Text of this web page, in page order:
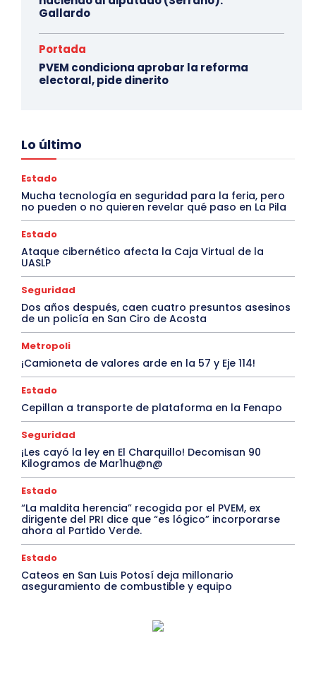
Gallardo
Portada
PVEM condiciona aprobar la reforma
electoral, pide dinerito
Lo último
Estado
Mucha tecnología en seguridad para la feria, pero
no pueden o no quieren revelar qué paso en La Pila
Estado
Ataque cibernético afecta la Caja Virtual de la
UASLP
Seguridad
Dos años después, caen cuatro presuntos asesinos
de un policía en San Ciro de Acosta
Metropoli
¡Camioneta de valores arde en la 57 y Eje 114!
Estado
Cepillan a transporte de plataforma en la Fenapo
Seguridad
¡Les cayó la ley en El Charquillo! Decomisan 90
Kilogramos de Mar1hu@n@
Estado
“La maldita herencia” recogida por el PVEM, ex
dirigente del PRI dice que “es lógico” incorporarse
ahora al Partido Verde.
Estado
Cateos en San Luis Potosí deja millonario
aseguramiento de combustible y equipo